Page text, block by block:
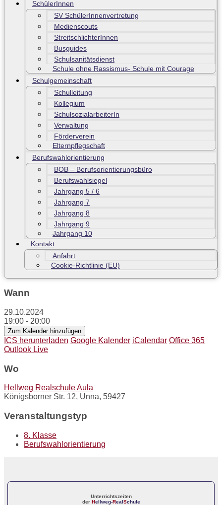
SchülerInnen
SV SchülerInnenvertretung
Medienscouts
StreitschlichterInnen
Busguides
Schulsanitätsdienst
Schule ohne Rassismus- Schule mit Courage
Schulgemeinschaft
Schulleitung
Kollegium
SchulsozialarbeiterIn
Verwaltung
Förderverein
Elternpflegschaft
Berufswahlorientierung
BOB – Berufsorientierungsbüro
Berufswahlsiegel
Jahrgang 5 / 6
Jahrgang 7
Jahrgang 8
Jahrgang 9
Jahrgang 10
Kontakt
Anfahrt
Cookie-Richtlinie (EU)
Wann
29.10.2024
19:00 - 20:00
Zum Kalender hinzufügen
ICS herunterladen Google Kalender iCalendar Office 365
Outlook Live
Wo
Hellweg Realschule Aula
Königsborner Str. 12, Unna, 59427
Veranstaltungstyp
8. Klasse
Berufswahlorientierung
Unterrichtszeiten
der Hellweg-RealSchule